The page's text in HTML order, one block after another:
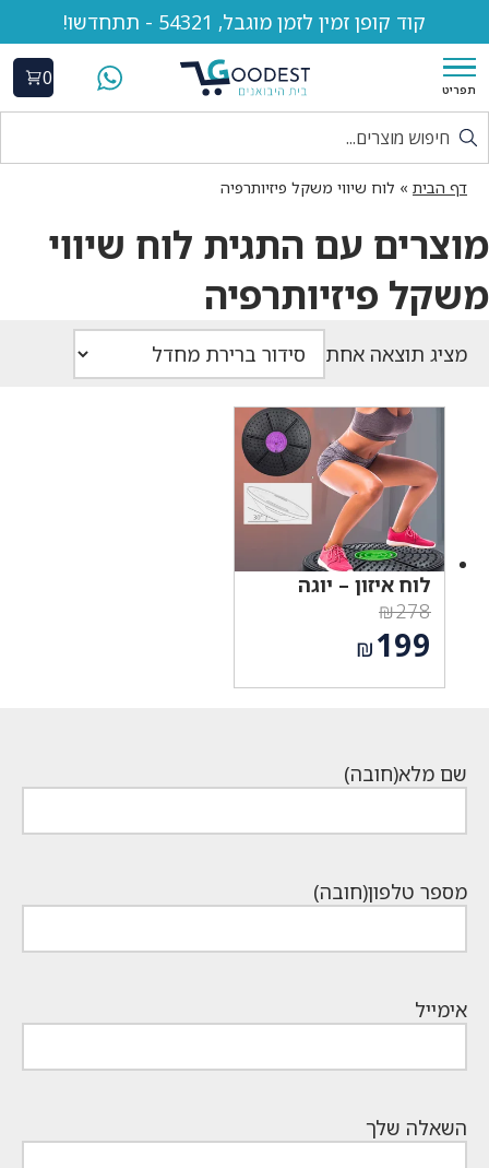
קוד קופן זמין לזמן מוגבל, 54321 - תתחדשו!
תפריט
0
דף הבית » לוח שיווי משקל פיזיותרפיה
מוצרים עם התגית לוח שיווי
משקל פיזיותרפיה
מציג תוצאה אחת
לוח איזון – יוגה
₪278
המחיר
המקורי
היה:
₪199
שם מלא(חובה)
מספר טלפון(חובה)
אימייל
השאלה שלך